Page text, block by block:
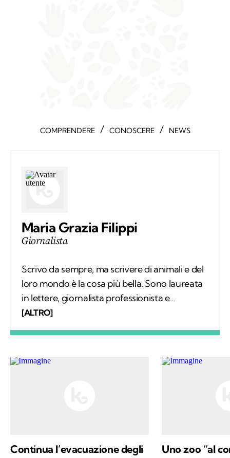
COMPRENDERE / CONOSCERE / NEWS
Maria Grazia Filippi
Giornalista
Scrivo da sempre, ma scrivere di animali e del
loro mondo è la cosa più bella. Sono laureata
in lettere, giornalista professionista e
fondatrice del progetto La scimmia
dove vivono, liberi.
[ALTRO]
Continua l’evacuazione degli
Uno zoo “al